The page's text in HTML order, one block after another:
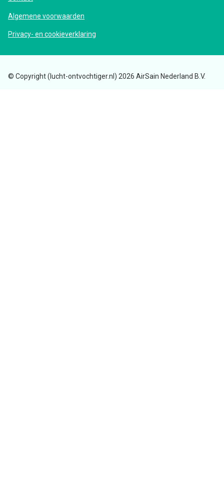
Algemene voorwaarden
Privacy- en cookieverklaring
© Copyright (lucht-ontvochtiger.nl) 2026 AirSain Nederland B.V.